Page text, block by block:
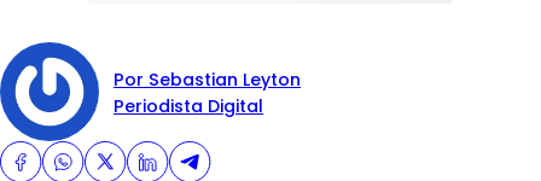
Por Sebastian Leyton
Periodista Digital